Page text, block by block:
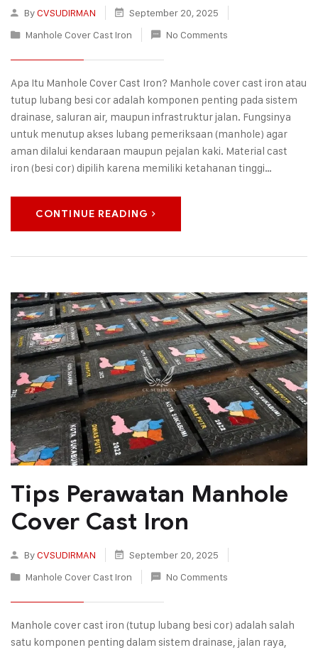
ByCVSUDIRMAN
September 20, 2025
Manhole Cover Cast Iron
No Comments
Apa Itu Manhole Cover Cast Iron? Manhole cover cast iron atau
tutup lubang besi cor adalah komponen penting pada sistem
drainase, saluran air, maupun infrastruktur jalan. Fungsinya
untuk menutup akses lubang pemeriksaan (manhole) agar
aman dilalui kendaraan maupun pejalan kaki. Material cast
iron (besi cor) dipilih karena memiliki ketahanan tinggi…
CONTINUE READING
Tips Perawatan Manhole
Cover Cast Iron
ByCVSUDIRMAN
September 20, 2025
Manhole Cover Cast Iron
No Comments
Manhole cover cast iron (tutup lubang besi cor) adalah salah
satu komponen penting dalam sistem drainase, jalan raya,